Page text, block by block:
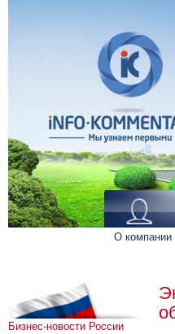
О компании
Бизнес-новости России